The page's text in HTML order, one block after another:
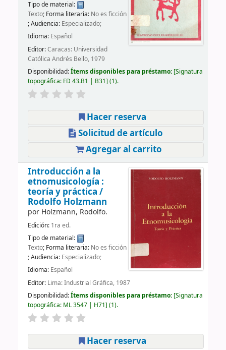
Tipo de material:
Texto; Forma literaria: No es ficción
; Audiencia: Especializado;
Idioma: Español
Editor:Caracas: Universidad
Católica Andrés Bello, 1979
Disponibilidad:Ítems disponibles para préstamo: Signatura
topográfica: FD 43.B1 | B31 (1).
Hacer reserva
Solicitud de artículo
Agregar al carrito
Introducción a la
etnomusicología :
teoría y práctica /
Rodolfo Holzmann
por Holzmann, Rodolfo.
Edición: 1ra ed.
Tipo de material:
Texto; Forma literaria: No es ficción
; Audiencia: Especializado;
Idioma: Español
Editor: Lima: Industrial Gráfica, 1987
Disponibilidad:Ítems disponibles para préstamo: Signatura
topográfica: ML 3547 | H71 (1).
Hacer reserva